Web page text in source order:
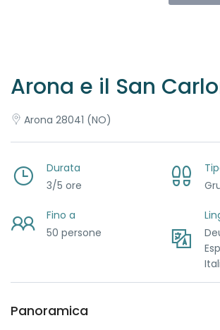
Arona e il San
Arona 28041 (NO)
Durata
3/5 ore
Fino a
50 persone
Panoramica